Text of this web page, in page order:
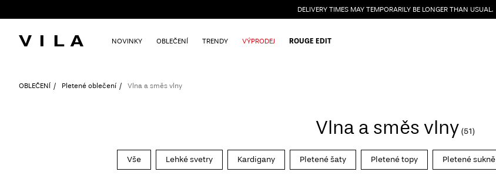
DELIVERY TIMES MAY TEMPORARILY BE LONGER THAN USUAL.
NOVINKY OBLEČENÍ TRENDY VÝPRODEJ ROUGE EDIT
OBLEČENÍ Pletené oblečení Vlna a směs vlny
Vlna a směs vlny (51)
Vše Lehké svetry Kardigany Pletené šaty Pletené topy Pletené sukně